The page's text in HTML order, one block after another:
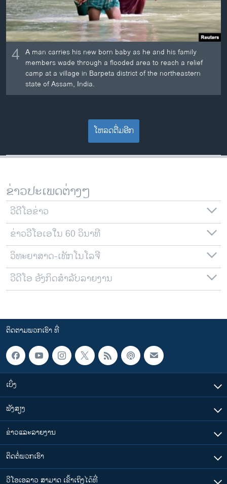
4 A man carries his new born baby as he and his family
members wade through a flooded area to reach a relief
camp at a village in Barpeta district of the northeastern
state of Assam, India.
ໂຫລດຕື່ມອີກ
ຂ່າວປະເພດຕ່າງໆ
ວີດີໂອຂ່າວ
ຂ່າວວີໂອເອໃນ 60 ວິນາທີ
ວິທະຍາສາດ-ເທັກໂນໂລຈີ
ວີດີໂອ ອັງກິດສຳລັບລາຍງານ
ຕິດຕາມພວກເຮົາ ທີ່
ເບິ່ງ
ຟັງສຽງ
ຂ່າວແລະລາຍງານ
ຕິດຕໍ່ພວກເຮົາ
ວີໂອເອລາວ ສາມາດ ເຂົ້າເຖິງໄດ້ທີ່